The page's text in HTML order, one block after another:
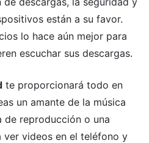
están a su favor.
lo hace aún mejor para
escuchar sus descargas.
te proporcionará todo en
un amante de la música
de reproducción o una
ver videos en el teléfono y